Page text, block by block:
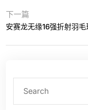
下一篇
安赛龙无缘16强折射羽